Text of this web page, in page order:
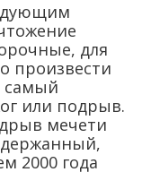
для
произвести
самый
или подрыв.
мечети
2000 года